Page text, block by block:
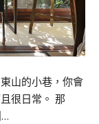
山的小巷，你會
很日常。 那
…